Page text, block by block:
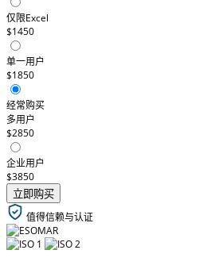
仅限Excel
$1450
单一用户
$1850
经常购买
多用户
$2850
企业用户
$3850
立即购买
值得信赖与认证